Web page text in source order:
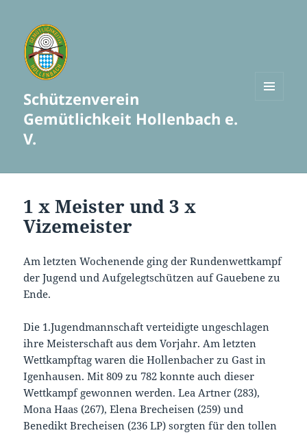
Schützenverein
Gemütlichkeit Hollenbach e.
V.
1 x Meister und 3 x
Vizemeister
Am letzten Wochenende ging der Rundenwettkampf
der Jugend und Aufgelegtschützen auf Gauebene zu
Ende.
Die 1.Jugendmannschaft verteidigte ungeschlagen
ihre Meisterschaft aus dem Vorjahr. Am letzten
Wettkampftag waren die Hollenbacher zu Gast in
Igenhausen. Mit 809 zu 782 konnte auch dieser
Wettkampf gewonnen werden. Lea Artner (283),
Mona Haas (267), Elena Brecheisen (259) und
Benedikt Brecheisen (236 LP) sorgten für den tollen